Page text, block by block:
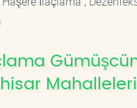
Mahalleleri